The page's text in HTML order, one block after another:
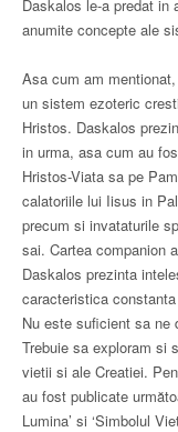
Daskalos le-a predat
anumite concepte ale
Asa cum am
un sistem ezoteric
Hristos. Daskalos
in urma, asa cum au
Hristos-Viata sa pe
calatoriile lui Iisus in
precum si invataturile
sai. Cartea companion
Daskalos prezinta
caracteristica
Nu este suficient sa ne
Trebuie sa exploram si
vietii si ale Creatiei.
au fost publicate
Lumina’ si ‘Simbolul